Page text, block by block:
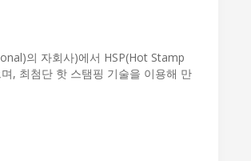
의 자회사)에서 HSP(Hot Stamp
, 최첨단 핫 스탬핑 기술을 이용해 만